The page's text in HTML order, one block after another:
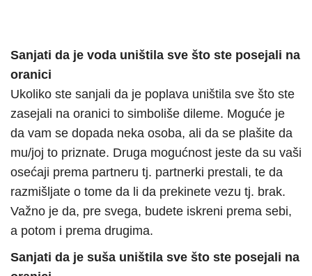
Sanjati da je voda uništila sve što ste posejali na
oranici
Ukoliko ste sanjali da je poplava uništila sve što ste
zasejali na oranici to simboliše dileme. Moguće je
da vam se dopada neka osoba, ali da se plašite da
mu/joj to priznate. Druga mogućnost jeste da su vaši
osećaji prema partneru tj. partnerki prestali, te da
razmišljate o tome da li da prekinete vezu tj. brak.
Važno je da, pre svega, budete iskreni prema sebi,
a potom i prema drugima.
Sanjati da je suša uništila sve što ste posejali na